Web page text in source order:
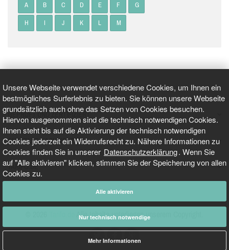
Unsere Webseite verwendet verschiedene Cookies, um Ihnen ein
bestmögliches Surferlebnis zu bieten. Sie können unsere Webseite
grundsätzlich auch ohne das Setzen von Cookies besuchen.
Hiervon ausgenommen sind die technisch notwendigen Cookies.
Ihnen steht bis auf die Aktivierung der technisch notwendigen
Cookies jederzeit ein Widerrufsrecht zu. Nähere Informationen zu
Cookies finden Sie in unserer Datenschutzerklärung. Wenn Sie
auf "Alle aktivieren" klicken, stimmen Sie der Speicherung von allen
Cookies zu.
Alle aktivieren
Nur technisch notwendige
Mehr Informationen
A B C D E F G
H I J K L M
GEPRÜFT UND ZERTIFIZIERT
AKTUELLE NACHRICHTEN
TARIFO.DE
Alle Inhalte unterliegen unserem Copyright.